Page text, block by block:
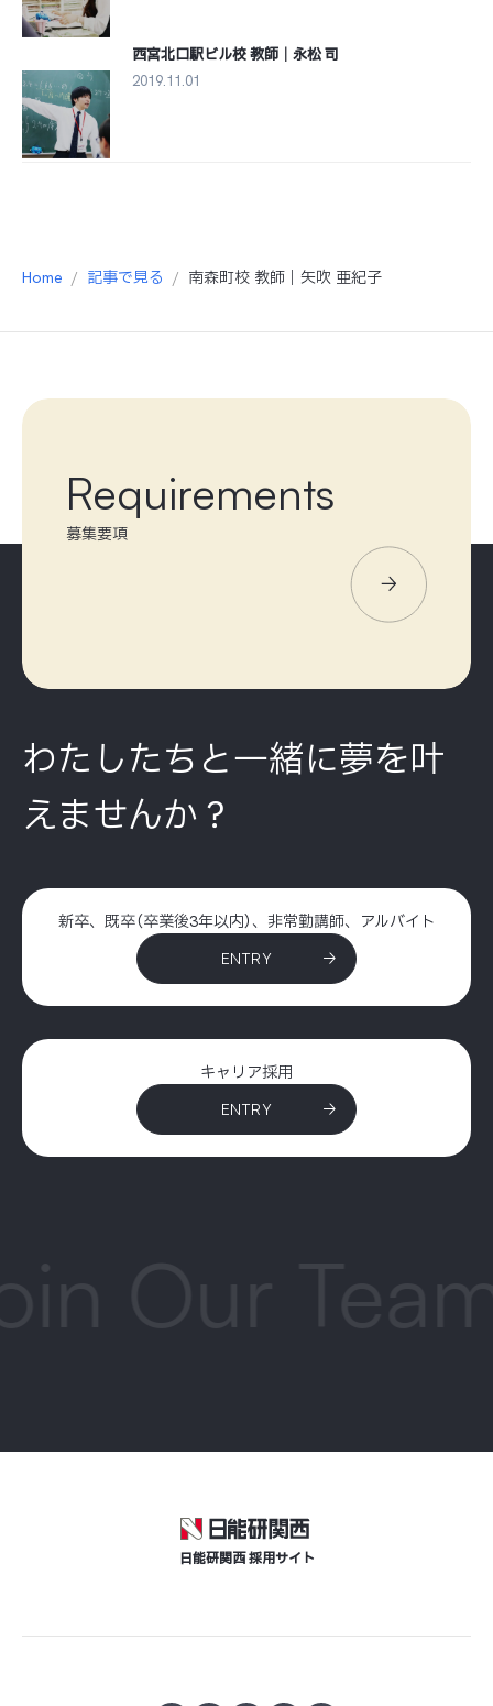
次の記事
西宮北口駅ビル校 教師｜永松 司
2019.11.01
Home 記事で見る 南森町校 教師｜矢吹 亜紀子
募集要項
Requirements
わたしたちと一緒に夢を叶
えませんか？
新卒、既卒（卒業後3年以内）、非常勤講師、アルバイト
ENTRY
キャリア採用
ENTRY
日能研関西 採用サイト